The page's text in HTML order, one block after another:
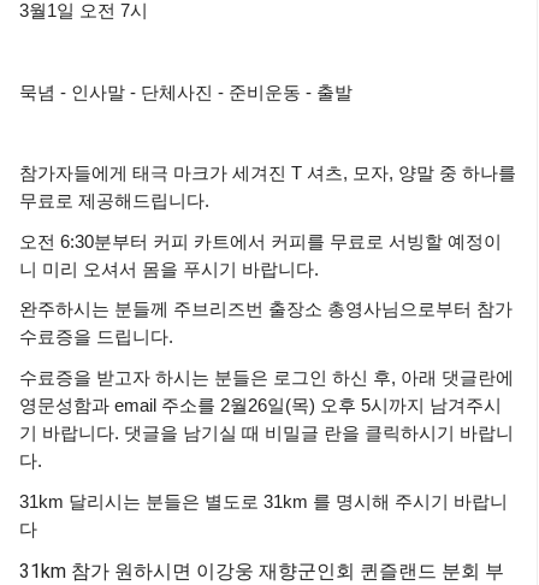
3월1일 오전 7시
묵념 - 인사말 - 단체사진 - 준비운동 - 출발
참가자들에게 태극 마크가 세겨진 T 셔츠, 모자, 양말 중 하나를
무료로 제공해드립니다.
오전 6:30분부터 커피 카트에서 커피를 무료로 서빙할 예정이
니 미리 오셔서 몸을 푸시기 바랍니다.
완주하시는 분들께 주브리즈번 출장소 총영사님으로부터 참가
수료증을 드립니다.
수료증을 받고자 하시는 분들은 로그인 하신 후, 아래 댓글란에
영문성함과 email 주소를 2월26일(목) 오후 5시까지 남겨주시
기 바랍니다. 댓글을 남기실 때 비밀글 란을 클릭하시기 바랍니
다.
31km 달리시는 분들은 별도로 31km 를 명시해 주시기 바랍니
다
31km 참가 원하시면 이강웅 재향군인회 퀸즐랜드 분회 부